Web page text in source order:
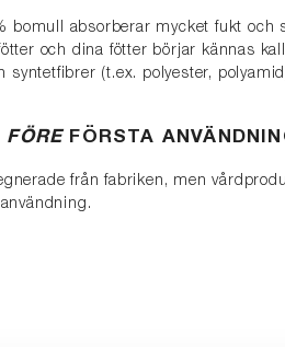
bomull absorberar mycket fukt och
och dina fötter börjar kännas
syntetfibrer (t.ex. polyester,
FÖRE FÖRSTA
från fabriken, men